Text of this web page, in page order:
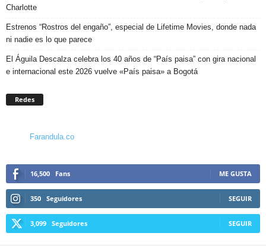
Charlotte
Estrenos “Rostros del engaño”, especial de Lifetime Movies, donde nada
ni nadie es lo que parece
El Águila Descalza celebra los 40 años de “País paisa” con gira nacional
e internacional este 2026 vuelve «País paisa» a Bogotá
Redes
Farandula.co
16,500 Fans ME GUSTA
350 Seguidores SEGUIR
3,099 Seguidores SEGUIR